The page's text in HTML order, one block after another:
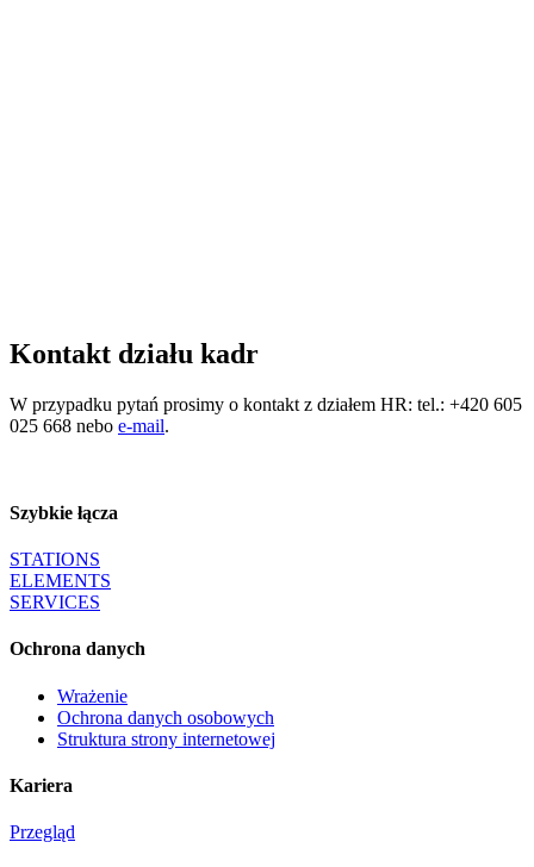
Kontakt działu kadr
W przypadku pytań prosimy o kontakt z działem HR: tel.: +420 605
025 668 nebo e-mail.
Szybkie łącza
STATIONS
ELEMENTS
SERVICES
Ochrona danych
Wrażenie
Ochrona danych osobowych
Struktura strony internetowej
Kariera
Przegląd